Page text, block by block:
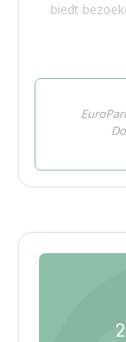
biedt